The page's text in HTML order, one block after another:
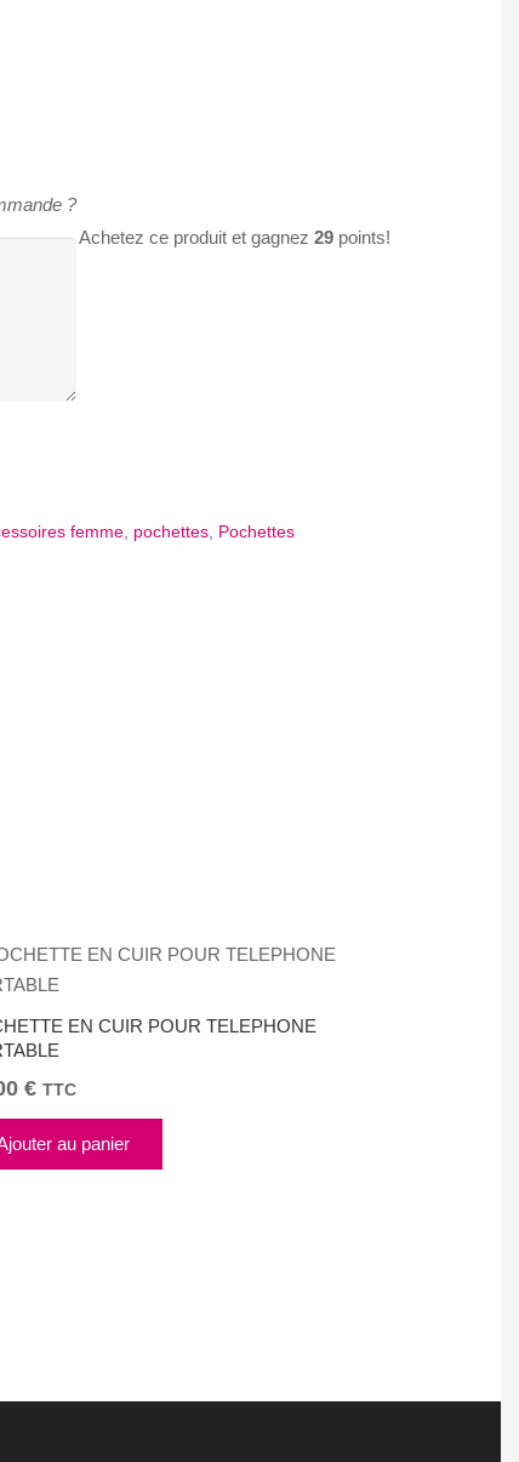
?
Achetez ce produit et gagnez 29points!
femme, pochettes, Pochettes
EN CUIR POUR TELEPHONE
€ TTC
au panier